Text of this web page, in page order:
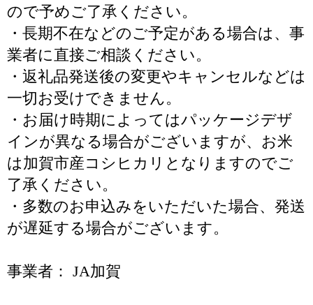
ので予めご了承ください。
・長期不在などのご予定がある場合は、事
業者に直接ご相談ください。
・返礼品発送後の変更やキャンセルなどは
一切お受けできません。
・お届け時期によってはパッケージデザ
インが異なる場合がございますが、お米
は加賀市産コシヒカリとなりますのでご
了承ください。
・多数のお申込みをいただいた場合、発送
が遅延する場合がございます。
事業者： JA加賀